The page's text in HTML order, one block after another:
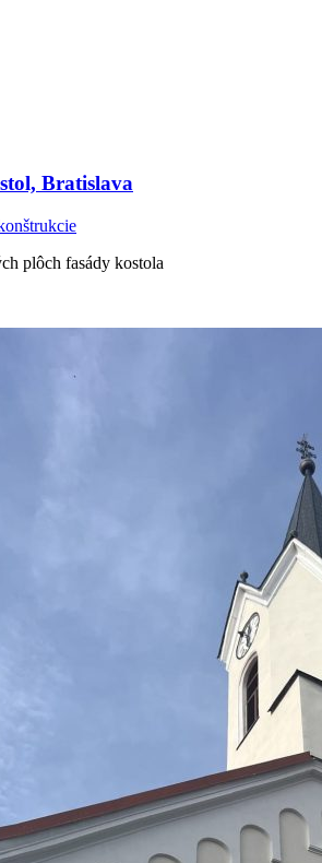
Bratislava
plôch fasády kostola
Modra
systémom Baumit